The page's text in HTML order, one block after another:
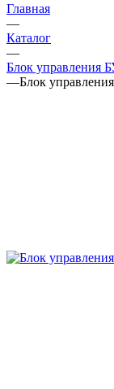
Главная
—
Каталог
—
Блок управления
—Блок